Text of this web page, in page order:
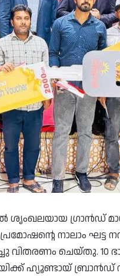
ശൃംഖലയായ ഗ്രാൻഡ്
നാലാം
വിതരണം ചെയ്തു. 10
ഹ്യൂണ്ടായ്